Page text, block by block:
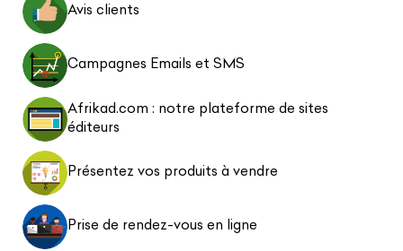
Avis clients
Campagnes Emails et SMS
Afrikad.com : notre plateforme de sites
éditeurs
Présentez vos produits à vendre
Prise de rendez-vous en ligne